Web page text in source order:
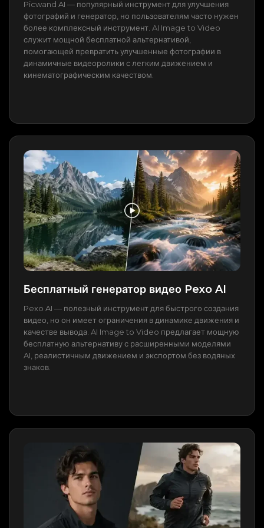
Picwand AI — популярный инструмент для улучшения
фотографий и генератор, но пользователям часто нужен
более комплексный инструмент. AI Image to Video
служит мощной бесплатной альтернативой,
помогающей превратить улучшенные фотографии в
динамичные видеоролики с легким движением и
кинематографическим качеством.
Бесплатный генератор видео Pexo AI
Pexo AI — полезный инструмент для быстрого создания
видео, но он имеет ограничения в динамике движения и
качестве вывода. AI Image to Video предлагает мощную
бесплатную альтернативу с расширенными моделями
AI, реалистичным движением и экспортом без водяных
знаков.